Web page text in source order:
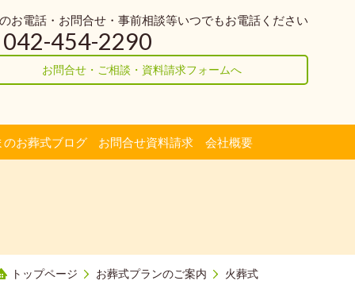
お電話・お問合せ・事前相談等いつでもお電話ください
042-454-2290
お問合せ・ご相談・資料請求フォームへ
のお葬式ブログ お問合せ資料請求 会社概要
トップページ お葬式プランのご案内 火葬式